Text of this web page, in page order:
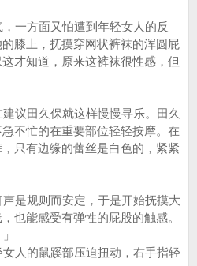
一方面又怕遭到年轻女人的反
膝上，抚摸穿网状裤袜的浑圆屁
才知道，原来这裤袜很性感，但
议田久保就这样慢慢寻乐。田久
不忙的在重要部位轻轻按摩。在
只有边缘的蕾丝是白色的，紧紧
是规则而安定，于是开始抚摸大
也能感受有弹性的屁股的触感。
人的鼠蹊部压迫扭动，右手指轻